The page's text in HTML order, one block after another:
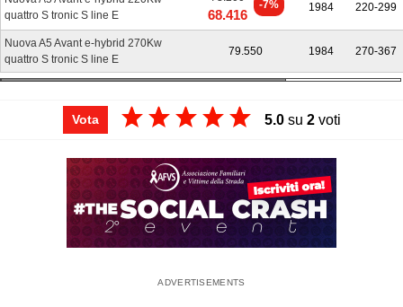
quattro S tronic S line E
68.416
-7% 1984 220-299
Nuova A5 Avant e-hybrid 270Kw
quattro S tronic S line E
79.550 1984 270-367
Vota 5.0 su 2 voti